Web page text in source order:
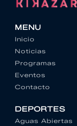
MENU
Inicio
Noticias
Programas
Eventos
Contacto
DEPORTES
Aguas Abiertas